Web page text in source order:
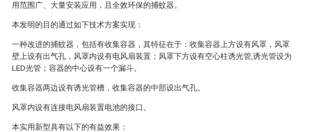
用范围广、大量安装应用，且全效环保的捕蚊器。
本发明的目的通过如下技术方案实现：
一种改进的捕蚊器，包括有收集容器，其特征在于：收集容器上方设有风罩，风罩
壁上设有出气孔，风罩内设有电风扇装置；风罩下方设有空心柱诱光管,诱光管设为
LED光管；容器的中心设有一个漏斗。
收集容器两边设有诱光管槽，收集容器的中部设出气孔。
风罩内设有连接电风扇装置电池的接口。
本实用新型具有以下的有益效果：